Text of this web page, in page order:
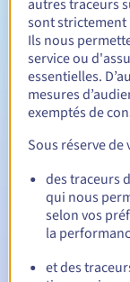
Durée de
Période de
Notifications
E-mails
date d'échéance
E-mail le jour
autres traceurs
sont strictement
Ils nous
service ou
essentielles.
mesures
exemptés de
Sous réserve
des traceurs
qui nous
selon vos
la
et des